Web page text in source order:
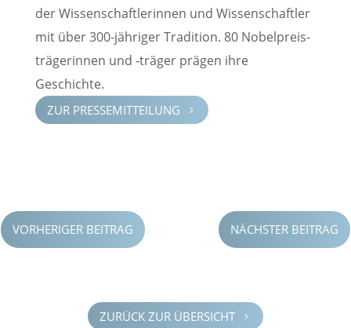
der Wissen­schaft­le­rin­nen und Wissen­schaft­ler
mit über 300-jähri­ger Tradi­tion. 80 Nobel­preis­
trä­ge­rin­nen und ‑träger prägen ihre
Geschichte.
ZUR PRESSE­MIT­TEI­LUNG 5
VORHERIGER BEITRAG NÄCHSTER BEITRAG
ZURÜCK ZUR ÜBERSICHT 5